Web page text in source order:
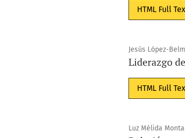
HTML Full
Jesús López-
Liderazgo
HTML Full
Luz Mélida